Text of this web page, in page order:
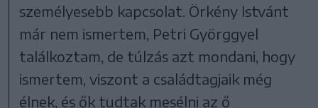
személyesebb kapcsolat. Örkény Istvánt
már nem ismertem, Petri Györggyel
találkoztam, de túlzás azt mondani, hogy
ismertem, viszont a családtagjaik még
élnek, és ők tudtak mesélni az ő